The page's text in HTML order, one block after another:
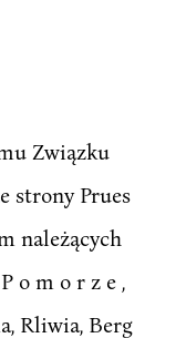
Związku
strony Prues
należących
o m o r z e ,
Rliwia, Berg